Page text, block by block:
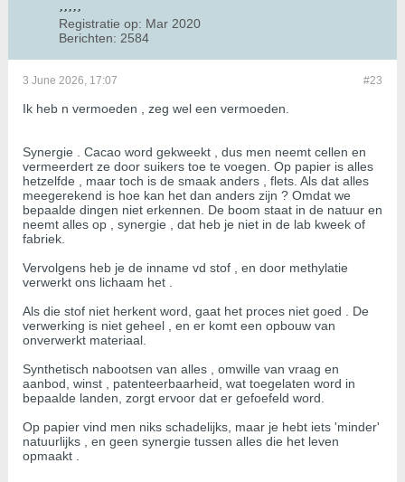
Registratie op: Mar 2020
Berichten: 2584
#23
3 June 2026, 17:07
Ik heb n vermoeden , zeg wel een vermoeden.
Synergie . Cacao word gekweekt , dus men neemt cellen en
vermeerdert ze door suikers toe te voegen. Op papier is alles
hetzelfde , maar toch is de smaak anders , flets. Als dat alles
meegerekend is hoe kan het dan anders zijn ? Omdat we
bepaalde dingen niet erkennen. De boom staat in de natuur en
neemt alles op , synergie , dat heb je niet in de lab kweek of
fabriek.
Vervolgens heb je de inname vd stof , en door methylatie
verwerkt ons lichaam het .
Als die stof niet herkent word, gaat het proces niet goed . De
verwerking is niet geheel , en er komt een opbouw van
onverwerkt materiaal.
Synthetisch nabootsen van alles , omwille van vraag en
aanbod, winst , patenteerbaarheid, wat toegelaten word in
bepaalde landen, zorgt ervoor dat er gefoefeld word.
Op papier vind men niks schadelijks, maar je hebt iets 'minder'
natuurlijks , en geen synergie tussen alles die het leven
opmaakt .